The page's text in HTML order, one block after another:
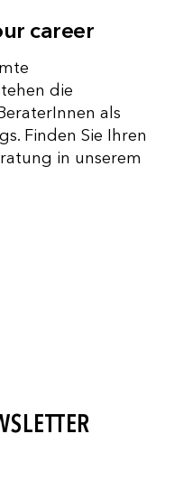
career
die
als
Finden Sie Ihren
in unserem